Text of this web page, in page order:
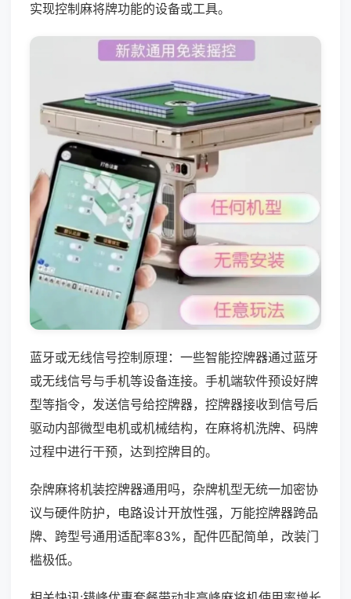
实现控制麻将牌功能的设备或工具。
蓝牙或无线信号控制原理：一些智能控牌器通过蓝牙
或无线信号与手机等设备连接。手机端软件预设好牌
型等指令，发送信号给控牌器，控牌器接收到信号后
驱动内部微型电机或机械结构，在麻将机洗牌、码牌
过程中进行干预，达到控牌目的。
杂牌麻将机装控牌器通用吗，杂牌机型无统一加密协
议与硬件防护，电路设计开放性强，万能控牌器跨品
牌、跨型号通用适配率83%，配件匹配简单，改装门
槛极低。